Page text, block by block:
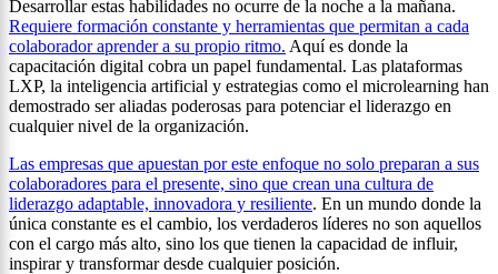
Desarrollar estas habilidades no ocurre de la noche a la mañana.
Requiere formación constante y herramientas que permitan a cada
colaborador aprender a su propio ritmo. Aquí es donde la
capacitación digital cobra un papel fundamental. Las plataformas
LXP, la inteligencia artificial y estrategias como el microlearning han
demostrado ser aliadas poderosas para potenciar el liderazgo en
cualquier nivel de la organización.
Las empresas que apuestan por este enfoque no solo preparan a sus
colaboradores para el presente, sino que crean una cultura de
liderazgo adaptable, innovadora y resiliente. En un mundo donde la
única constante es el cambio, los verdaderos líderes no son aquellos
con el cargo más alto, sino los que tienen la capacidad de influir,
inspirar y transformar desde cualquier posición.